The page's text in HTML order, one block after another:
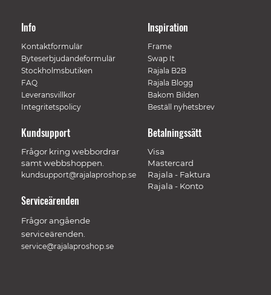
Info
Kontaktformulär
Byteserbjudandeformulär
Stockholmsbutiken
FAQ
Leveransvillkor
Integritetspolicy
Inspiration
Frame
Swap It
Rajala B2B
Rajala Blogg
Bakom Bilden
Beställ nyhetsbrev
Betalningssätt
Visa
Mastercard
Rajala - Faktura
Rajala - Konto
Kundsupport
Frågor kring webbordrar
samt webbshoppen.
kundsupport@rajalaproshop.se
Serviceärenden
Frågor angående
serviceärenden.
service@rajalaproshop.se